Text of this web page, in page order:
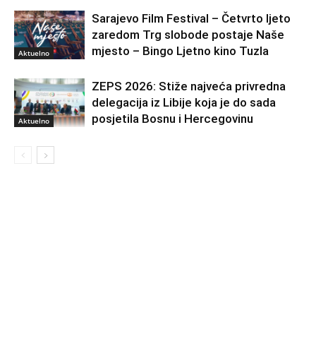
Aktuelno
Sarajevo Film Festival – Četvrto ljeto
zaredom Trg slobode postaje Naše
mjesto – Bingo Ljetno kino Tuzla
Aktuelno
ZEPS 2026: Stiže najveća privredna
delegacija iz Libije koja je do sada
posjetila Bosnu i Hercegovinu